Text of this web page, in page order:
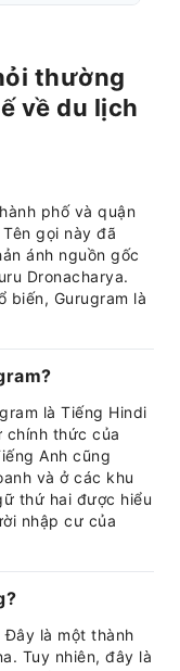
thường
về du lịch
phố và quận
gọi này đã
ánh nguồn gốc
Dronacharya.
biến, Gurugram là
là Tiếng Hindi
chính thức của
Anh cũng
và ở các khu
thứ hai được hiểu
nhập cư của
Đây là một thành
Tuy nhiên, đây là